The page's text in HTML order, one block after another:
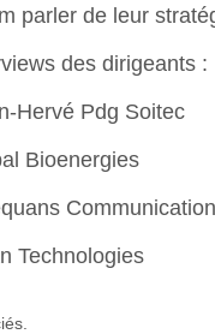
parler de leur
des dirigeants :
Hervé Pdg Soitec
Bioenergies
Communication
Technologies